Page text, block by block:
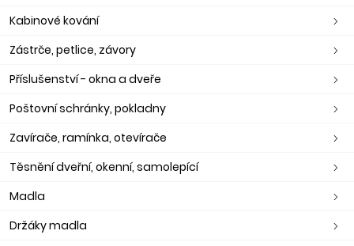
Kabinové kování
Zástrče, petlice, závory
Příslušenství - okna a dveře
Poštovní schránky, pokladny
Zavírače, ramínka, otevírače
Těsnění dveřní, okenní, samolepící
Madla
Držáky madla